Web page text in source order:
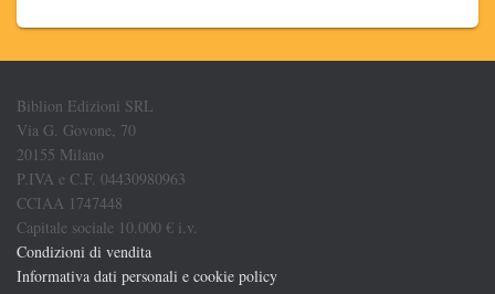
Biblion Edizioni SRL
Via G. Govone, 70
20155 Milano
P.IVA e C.F. 04430980963
CCIAA 1747448
Capitale sociale 10.000 € i.v.
Condizioni di vendita
Informativa dati personali e cookie policy